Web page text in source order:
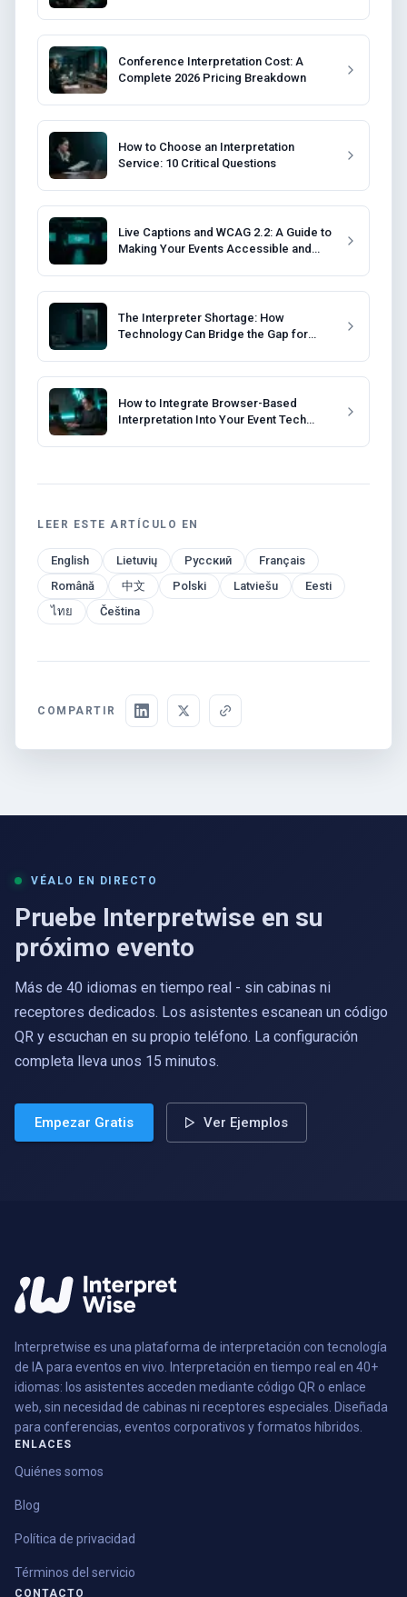
Conference Interpretation Cost: A
Complete 2026 Pricing Breakdown
How to Choose an Interpretation
Service: 10 Critical Questions
Live Captions and WCAG 2.2: A Guide to
Making Your Events Accessible and
The Interpreter Shortage: How
Technology Can Bridge the Gap for
How to Integrate Browser-Based
Interpretation Into Your Event Tech
LEER ESTE ARTÍCULO EN
English Lietuvių Русский
Français
Română
中文 Polski Latviešu
Eesti
ไทย
Čeština
COMPARTIR
VÉALO EN DIRECTO
Pruebe Interpretwise en su
próximo evento
Más de 40 idiomas en tiempo real - sin cabinas ni
receptores dedicados. Los asistentes escanean un código
QR y escuchan en su propio teléfono. La configuración
completa lleva unos 15 minutos.
Empezar Gratis Ver Ejemplos
Interpretwise es una plataforma de interpretación con tecnología
de IA para eventos en vivo. Interpretación en tiempo real en 40+
idiomas: los asistentes acceden mediante código QR o enlace
web, sin necesidad de cabinas ni receptores especiales. Diseñada
para conferencias, eventos corporativos y formatos híbridos.
ENLACES
Quiénes somos
Blog
Política de privacidad
Términos del servicio
CONTACTO